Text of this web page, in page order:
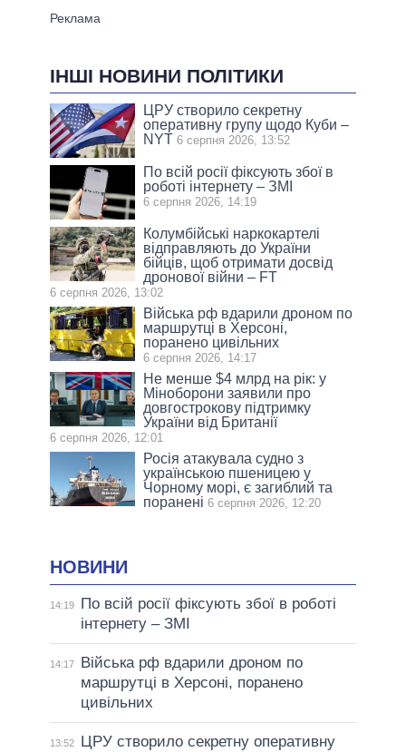
ІНШІ НОВИНИ ПОЛІТИКИ
ЦРУ створило секретну
оперативну групу щодо Куби –
NYT 6 серпня 2026, 13:52
По всій росії фіксують збої в
роботі інтернету – ЗМІ
6 серпня 2026, 14:19
Колумбійські наркокартелі
відправляють до України
бійців, щоб отримати досвід
дронової війни – FT
6 серпня 2026, 13:02
Війська рф вдарили дроном по
маршрутці в Херсоні,
поранено цивільних
6 серпня 2026, 14:17
Не менше $4 млрд на рік: у
Міноборони заявили про
довгострокову підтримку
України від Британії
6 серпня 2026, 12:01
Росія атакувала судно з
українською пшеницею у
Чорному морі, є загиблий та
поранені 6 серпня 2026, 12:20
НОВИНИ
14:19
По всій росії фіксують збої в роботі
інтернету – ЗМІ
14:17
Війська рф вдарили дроном по
маршрутці в Херсоні, поранено
цивільних
13:52
ЦРУ створило секретну оперативну